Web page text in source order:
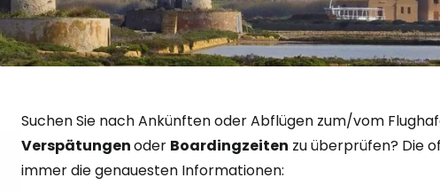
Suchen Sie nach Ankünften oder Abflügen zum/vom
Verspätungenoder Boardingzeiten zu überprüfen? Die
immer die genauesten Informationen:
Anmeldung
... die weltweite Reise-Community